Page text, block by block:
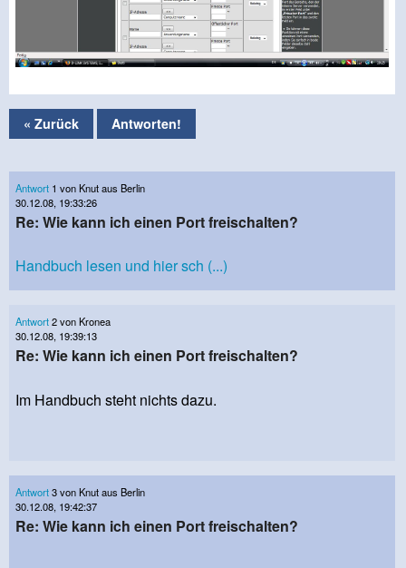
« Zurück Antworten!
Antwort 1 von Knut aus Berlin
30.12.08, 19:33:26
Re: Wie kann ich einen Port freischalten?
Handbuch lesen und hier sch (...)
Antwort2 von Kronea
30.12.08, 19:39:13
Re: Wie kann ich einen Port freischalten?
Im Handbuch steht nichts dazu.
Antwort3 von Knut aus Berlin
30.12.08, 19:42:37
Re: Wie kann ich einen Port freischalten?